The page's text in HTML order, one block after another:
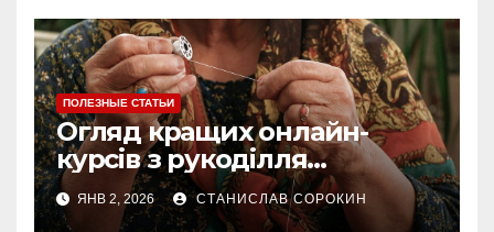
ПОЛЕЗНЫЕ СТАТЬИ
Огляд кращих онлайн-
курсів з рукоділля
українською мовою у 2025
році
ЯНВ 2, 2026 СТАНИСЛАВ СОРОКИН